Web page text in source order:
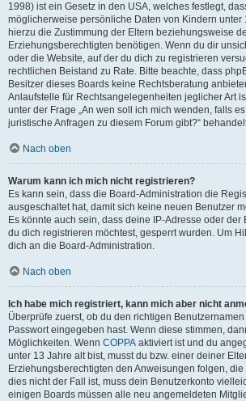
1998) ist ein Gesetz in den USA, welches festlegt,
möglicherweise persönliche Daten von Kindern unter
hierzu die Zustimmung der Eltern beziehungsweise
Erziehungsberechtigten benötigen. Wenn du dir
oder die Website, auf der du dich zu registrieren
rechtlichen Beistand zu Rate. Bitte beachte, dass
Besitzer dieses Boards keine Rechtsberatung
Anlaufstelle für Rechtsangelegenheiten jeglicher Art
unter der Frage „An wen soll ich mich wenden, falls
juristische Anfragen zu diesem Forum gibt?“
Nach oben
Warum kann ich mich nicht registrieren?
Es kann sein, dass die Board-Administration die
ausgeschaltet hat, damit sich keine neuen Benutzer
Es könnte auch sein, dass deine IP-Adresse oder der
du dich registrieren möchtest, gesperrt wurden. Um
dich an die Board-Administration.
Nach oben
Ich habe mich registriert, kann mich aber nicht
Überprüfe zuerst, ob du den richtigen
Passwort eingegeben hast. Wenn diese stimmen,
Möglichkeiten. Wenn COPPA aktiviert ist und du
unter 13 Jahre alt bist, musst du bzw. einer deiner
Erziehungsberechtigten den Anweisungen folgen,
dies nicht der Fall ist, muss dein Benutzerkonto
einigen Boards müssen alle neu angemeldeten